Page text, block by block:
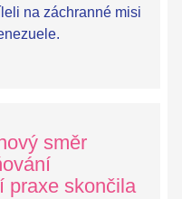
na záchranné misi
směr
praxe skončila